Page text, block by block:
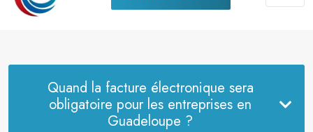
Quand la facture électronique sera
obligatoire pour les entreprises en
Guadeloupe ?